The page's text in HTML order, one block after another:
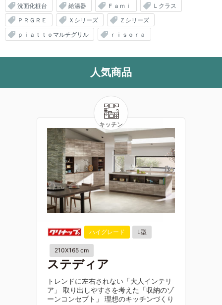
洗面化粧台
給湯器 Ｆａｍｉ
Ｌクラス
ＰＲＧＲＥ
Ｘシリーズ
Ｚシリーズ
ｐｉａｔｔｏマルチグリル
ｒｉｓｏｒａ
人気商品
ハイグレード L型
210X165 cm
ステディア
トレンドに左右されない「大人インテリ
ア」 取り出しやすさを考えた「収納のゾ
ーンコンセプト」 理想のキッチンづくり